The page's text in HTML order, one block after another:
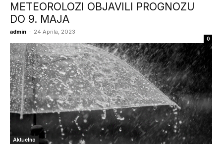
METEOROLOZI OBJAVILI PROGNOZU
DO 9. MAJA
admin - 24 Aprila, 2023
0
Aktuelno